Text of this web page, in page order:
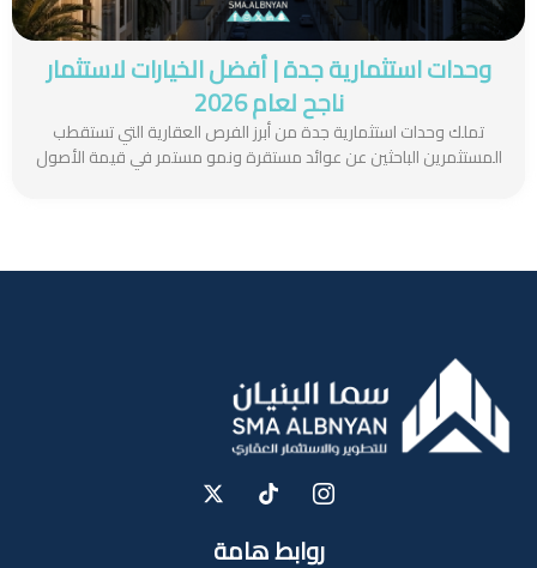
وحدات استثمارية جدة | أفضل الخيارات لاستثمار
ناجح لعام 2026
تملك وحدات استثمارية جدة من أبرز الفرص العقارية التي تستقطب
المستثمرين الباحثين عن عوائد مستقرة ونمو مستمر في قيمة الأصول
روابط هامة